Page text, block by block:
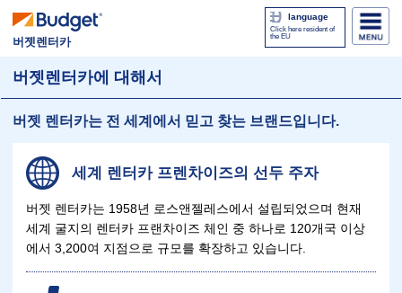
버젯렌터카
language
Click here resident of
the EU
버젯렌터카에 대해서
버젯 렌터카는 전 세계에서 믿고 찾는 브랜드입니다.
세계 렌터카 프렌차이즈의 선두 주자
버젯 렌터카는 1958년 로스앤젤레스에서 설립되었으며 현재
세계 굴지의 렌터카 프랜차이즈 체인 중 하나로 120개국 이상
에서 3,200여 지점으로 규모를 확장하고 있습니다.